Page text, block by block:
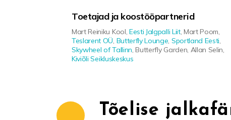
Toetajad ja koostööpartnerid
Mart Reiniku Kool, Eesti Jalgpalli Liit, Mart Poom,
Teslarent OÜ, Butterfly Lounge, Sportland Eesti,
Skywheel of Tallinn, Butterfly Garden, Allan Selin,
Kiviõli Seikluskeskus
Tõelise